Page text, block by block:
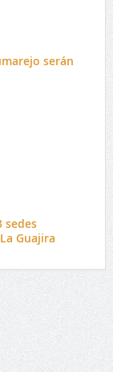
serán
sedes
Guajira